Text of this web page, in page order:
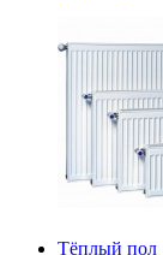
Тёплый пол